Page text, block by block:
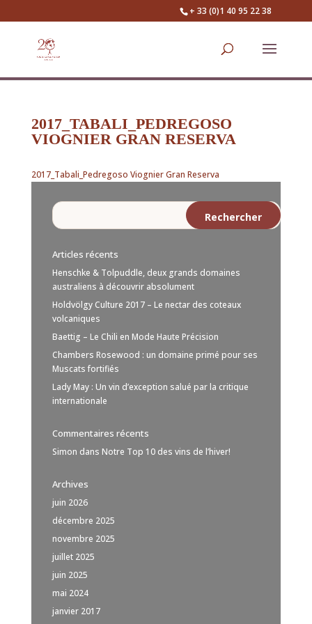
+ 33 (0)1 40 95 22 38
2017_TABALI_PEDREGOSO
VIOGNIER GRAN RESERVA
2017_Tabali_Pedregoso Viognier Gran Reserva
Articles récents
Henschke & Tolpuddle, deux grands domaines
australiens à découvrir absolument
Holdvölgy Culture 2017 – Le nectar des coteaux
volcaniques
Baettig – Le Chili en Mode Haute Précision
Chambers Rosewood : un domaine primé pour ses
Muscats fortifiés
Lady May : Un vin d’exception salué par la critique
internationale
Commentaires récents
Simon dans Notre Top 10 des vins de l’hiver!
Archives
juin 2026
décembre 2025
novembre 2025
juillet 2025
juin 2025
mai 2024
janvier 2017